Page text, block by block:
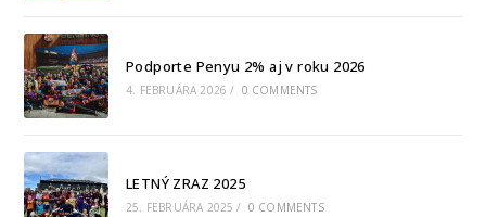
Podporte Penyu 2% aj v roku 2026
4. FEBRUÁRA 2026 / 0 COMMENTS
LETNÝ ZRAZ 2025
25. FEBRUÁRA 2025 / 0 COMMENTS